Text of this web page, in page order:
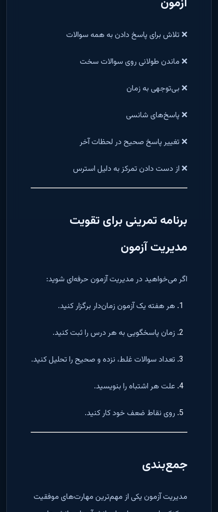
❌ تلاش برای پاسخ دادن به همه سوالات
❌ ماندن طولانی روی سوالات سخت
❌ بی‌توجهی به زمان
❌ پاسخ‌های شانسی
❌ تغییر پاسخ صحیح در لحظات آخر
❌ از دست دادن تمرکز به دلیل استرس
برنامه تمرینی برای تقویت
مدیریت آزمون
اگر می‌خواهید در مدیریت آزمون حرفه‌ای شوید:
هر هفته یک آزمون زمان‌دار برگزار کنید.
زمان پاسخگویی به هر درس را ثبت کنید.
تعداد سوالات غلط، نزده و صحیح را تحلیل کنید.
علت هر اشتباه را بنویسید.
روی نقاط ضعف خود کار کنید.
جمع‌بندی
مدیریت آزمون یکی از مهم‌ترین مهارت‌های موفقیت